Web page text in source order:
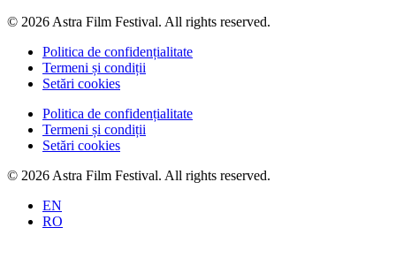
© 2026 Astra Film Festival. All rights reserved.
Politica de confidențialitate
Termeni și condiții
Setări cookies
Politica de confidențialitate
Termeni și condiții
Setări cookies
© 2026 Astra Film Festival. All rights reserved.
EN
RO